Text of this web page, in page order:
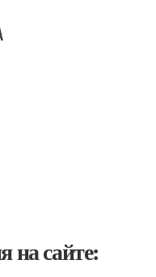
на сайте: